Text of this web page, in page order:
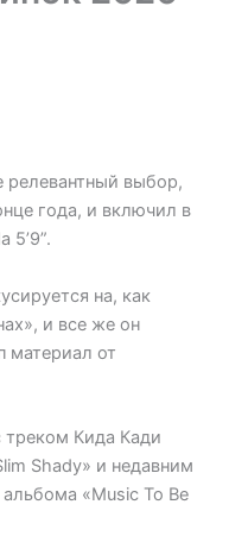
релевантный выбор,
года, и включил в
5’9”.
на, как
и все же он
материал от
треком Кида Кади
Shady» и недавним
«Music To Be